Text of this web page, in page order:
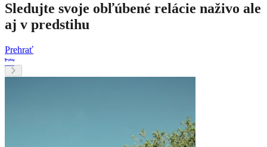
Sledujte svoje obľúbené relácie naživo ale
aj v predstihu
Prehrať